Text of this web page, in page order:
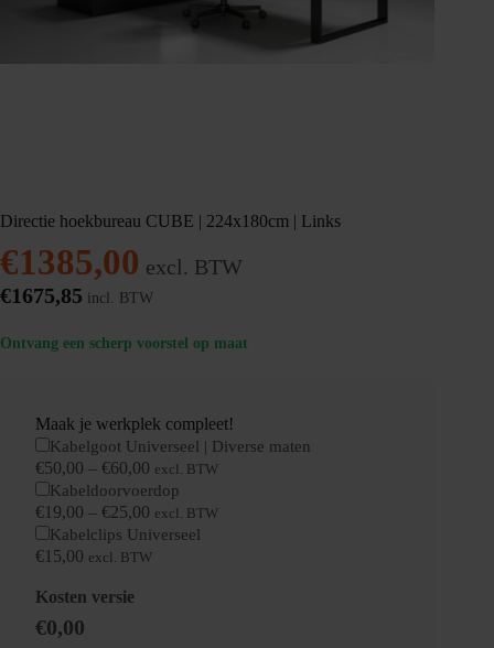
Directie hoekbureau CUBE | 224x180cm | Links
€1385,00 excl. BTW
€1675,85 incl. BTW
Ontvang een scherp voorstel op maat
Maak je werkplek compleet!
Kabelgoot Universeel | Diverse maten
€50,00 – €60,00 excl. BTW
Kabeldoorvoerdop
€19,00 – €25,00 excl. BTW
Kabelclips Universeel
€15,00 excl. BTW
Kosten versie
€0,00